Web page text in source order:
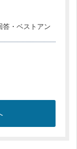
答・ベストアン